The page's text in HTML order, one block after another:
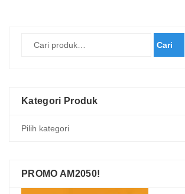
Cari
Kategori Produk
PROMO AM2050!